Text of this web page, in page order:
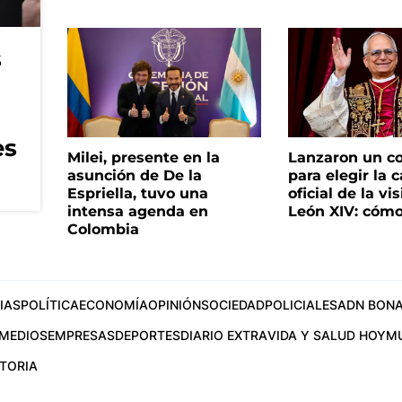
Milei, presente en la
asunción de De la
Espriella, tuvo una
intensa agenda en
Colombia
Lanzaron un
para elegir la
oficial de la
León XIV:
POLÍTICAECONOMÍAOPINIÓNSOCIEDADPOLICIALESADN
EMPRESASDEPORTESDIARIO EXTRAVIDA Y SALUD HOY